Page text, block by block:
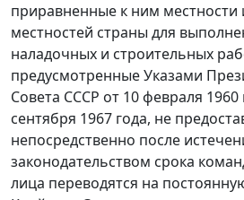
приравненные к ним местности
местностей страны для
наладочных и строительных
предусмотренные Указами
Совета СССР от 10 февраля 1960
сентября 1967 года, не
непосредственно после
законодательством срока
лица переводятся на